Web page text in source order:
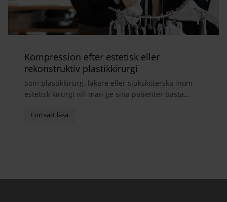
Kompression efter estetisk eller
rekonstruktiv plastikkirurgi
Som plastikkirurg, läkare eller sjuksköterska inom
estetisk kirurgi vill man ge sina patienter bästa
operatio...